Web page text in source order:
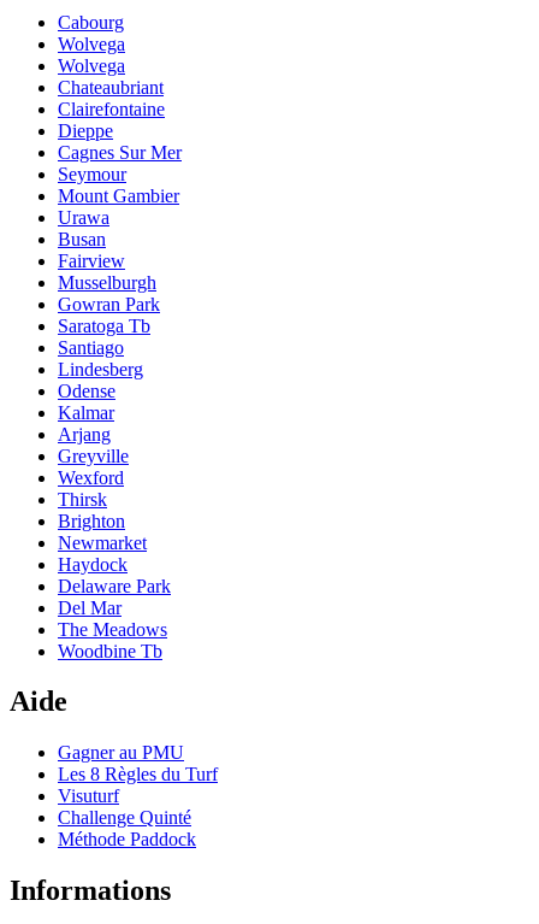
Cabourg
Wolvega
Wolvega
Chateaubriant
Clairefontaine
Dieppe
Cagnes Sur Mer
Seymour
Mount Gambier
Urawa
Busan
Fairview
Musselburgh
Gowran Park
Saratoga Tb
Santiago
Lindesberg
Odense
Kalmar
Arjang
Greyville
Wexford
Thirsk
Brighton
Newmarket
Haydock
Delaware Park
Del Mar
The Meadows
Woodbine Tb
Aide
Gagner au PMU
Les 8 Règles du Turf
Visuturf
Challenge Quinté
Méthode Paddock
Informations